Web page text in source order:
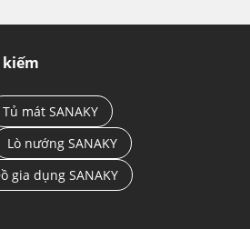
Tủ mát SANAKY
Lò nướng SANAKY
gia dụng SANAKY